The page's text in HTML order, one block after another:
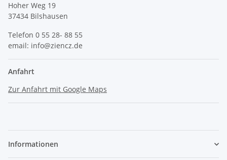
Hoher Weg 19
37434 Bilshausen
Telefon 0 55 28- 88 55
email: info@ziencz.de
Anfahrt
Zur Anfahrt mit Google Maps
Informationen